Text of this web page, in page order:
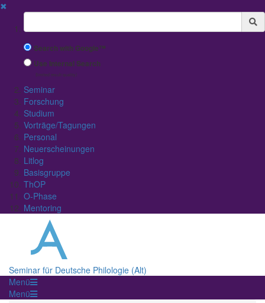
✖
Suchbegriff
Search with Google™
Use Internal Search
(limited result quality)
Seminar
Forschung
Studium
Vorträge/Tagungen
Personal
Neuerscheinungen
Litlog
Basisgruppe
ThOP
O-Phase
Mentoring
Seminar für Deutsche Philologie (Alt)
Menü
Menü